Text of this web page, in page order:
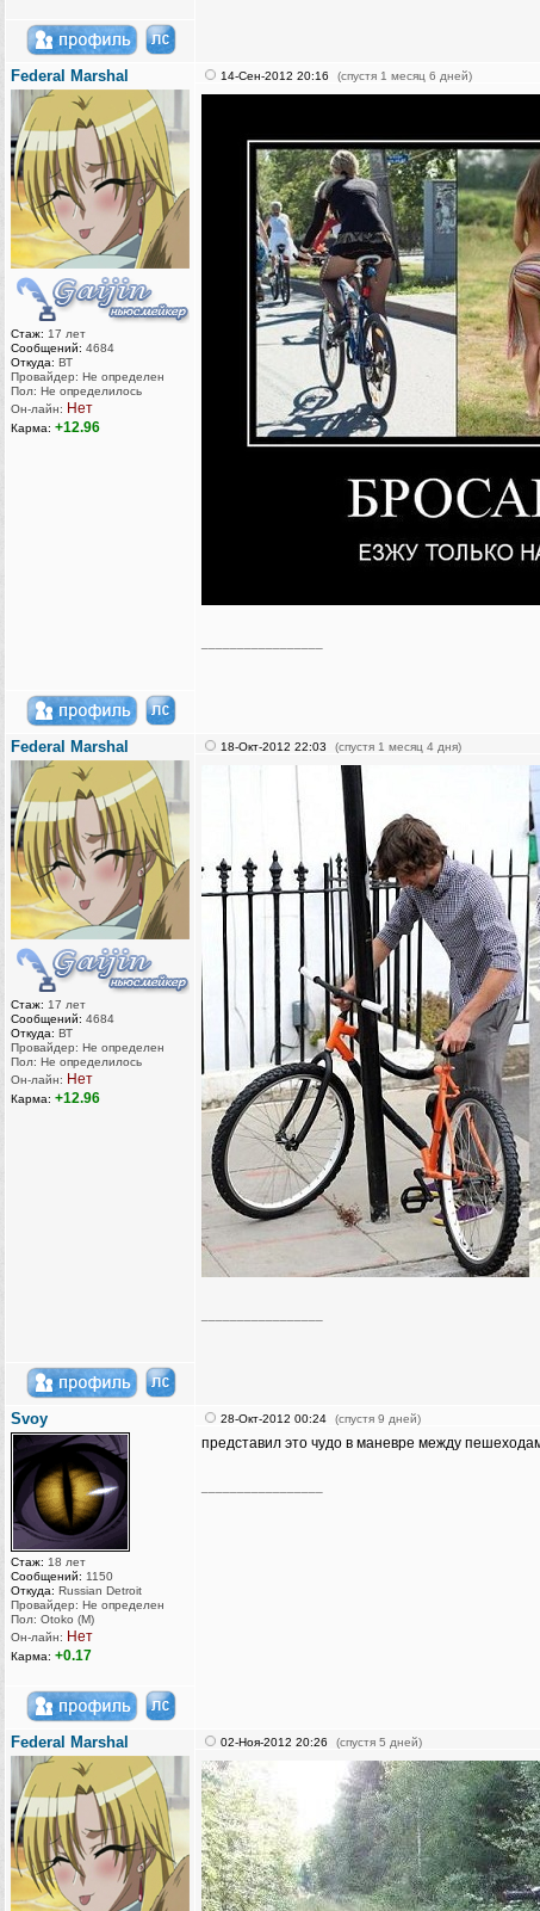
Federal Marshal
Стаж: 17 лет
Сообщений: 4684
Откуда: ВТ
Провайдер: Не определен
Пол: Не определилось
Он-лайн: Нет
Карма: +12.96
14-Сен-2012 20:16 (спустя 1 месяц 6 дней)
Federal Marshal
Стаж: 17 лет
Сообщений: 4684
Откуда: ВТ
Провайдер: Не определен
Пол: Не определилось
Он-лайн: Нет
Карма: +12.96
18-Окт-2012 22:03 (спустя 1 месяц 4 дня)
Svoy
Стаж: 18 лет
Сообщений: 1150
Откуда: Russian Detroit
Провайдер: Не определен
Пол: Otoko (M)
Он-лайн: Нет
Карма: +0.17
28-Окт-2012 00:24 (спустя 9 дней)
представил это чудо в маневре между
Federal Marshal 02-Ноя-2012 20:26 (спустя 5 дней)